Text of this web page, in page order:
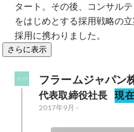
タート。その後、コンサル
をはじめとする採用戦略の
採用に携わりました。
さらに表示
フラームジャパン
代表取締役社長 現在
2017年9月 -